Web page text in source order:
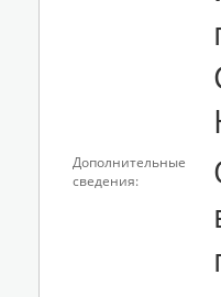
Дополнительные
сведения: